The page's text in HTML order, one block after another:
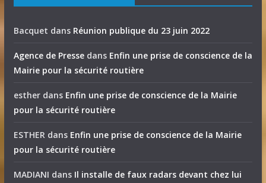
Bacquet dans Réunion publique du 23 juin 2022
Agence de Pressedans Enfin une prise de conscience de la
Mairie pour la sécurité routière
estherdans Enfin une prise de conscience de la Mairie
pour la sécurité routière
ESTHERdans Enfin une prise de conscience de la Mairie
pour la sécurité routière
MADIANI dans Il installe de faux radars devant chez lui